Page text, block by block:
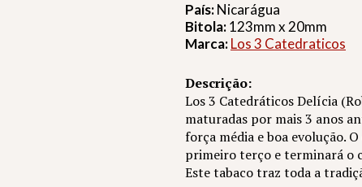
País:Nicarágua
Bitola:123mm x 20mm
Marca:Los 3 Catedraticos
Descrição:
Los 3 Catedráticos Delícia
maturadas por mais 3 anos
força média e boa evolução.
primeiro terço e terminará o
Este tabaco traz toda a